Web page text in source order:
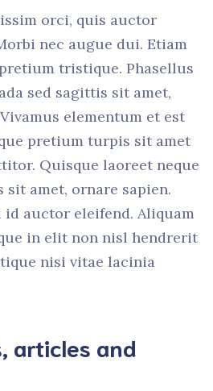
orci, quis auctor
nec augue dui. Etiam
tristique. Phasellus
sed sagittis sit amet,
elementum et est
pretium turpis sit amet
Quisque laoreet neque
amet, ornare sapien.
auctor eleifend. Aliquam
in elit non nisl hendrerit
nisi vitae lacinia
articles and